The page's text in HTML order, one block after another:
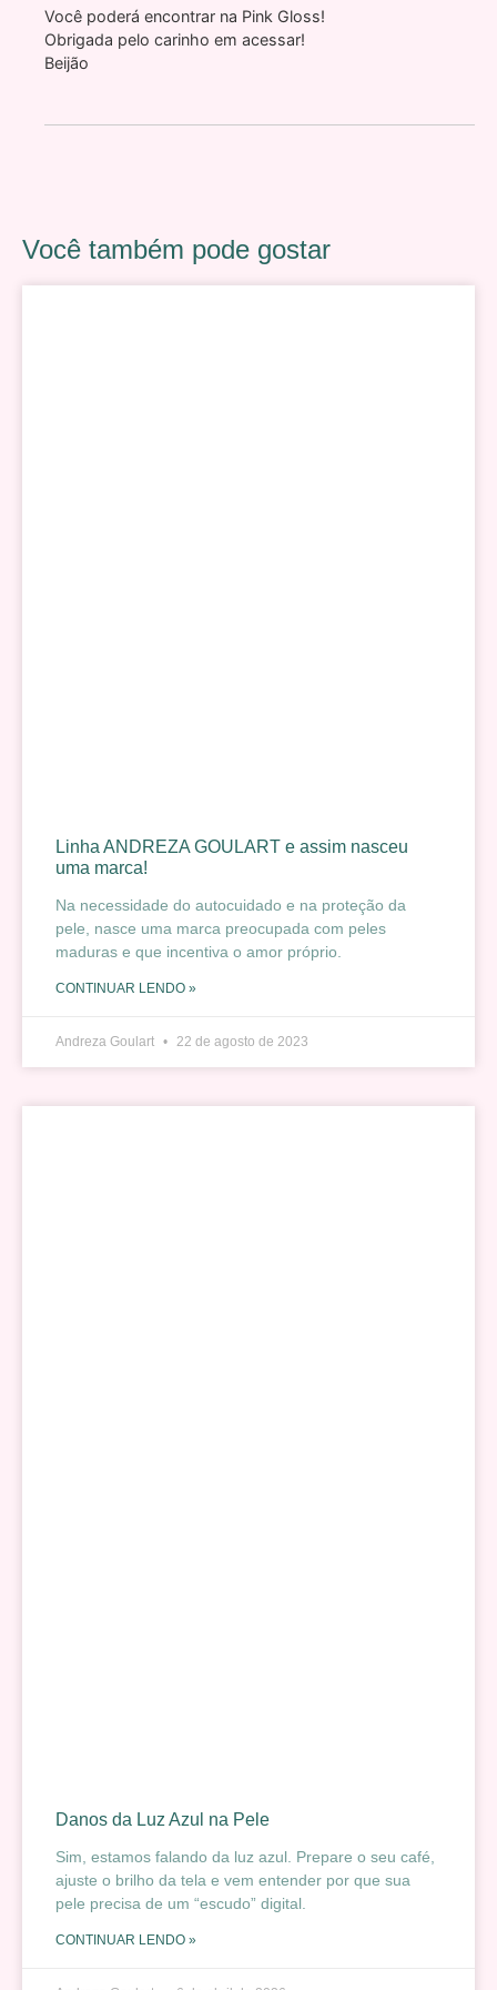
Você poderá encontrar na Pink Gloss!
Obrigada pelo carinho em acessar!
Beijão
Você também pode gostar
Linha ANDREZA GOULART e assim nasceu
uma marca!
Na necessidade do autocuidado e na proteção da
pele, nasce uma marca preocupada com peles
maduras e que incentiva o amor próprio.
CONTINUAR LENDO »
Andreza Goulart 22 de agosto de 2023
Danos da Luz Azul na Pele
Sim, estamos falando da luz azul. Prepare o seu café,
ajuste o brilho da tela e vem entender por que sua
pele precisa de um “escudo” digital.
CONTINUAR LENDO »